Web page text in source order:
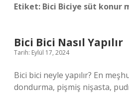
Etiket: Bici Biciye süt konur
Bici Bici Nasıl Yapılır
Tarih: Eylül 17, 2024
Bici bici neyle yapılır? En
dondurma, pişmiş nişasta,